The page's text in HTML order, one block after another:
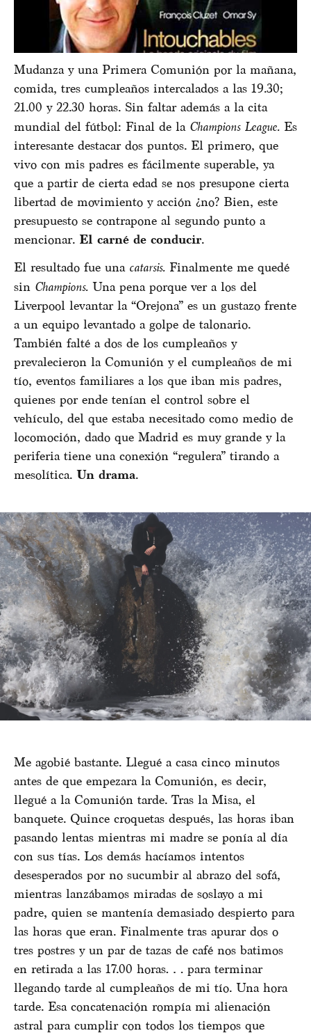
Mudanza y una Primera Comunión por la mañana,
comida, tres cumpleaños intercalados a las 19.30;
21.00 y 22.30 horas. Sin faltar además a la cita
mundial del fútbol: Final de la Champions League. Es
interesante destacar dos puntos. El primero, que
vivo con mis padres es fácilmente superable, ya
que a partir de cierta edad se nos presupone cierta
libertad de movimiento y acción ¿no? Bien, este
presupuesto se contrapone al segundo punto a
mencionar. El carné de conducir.
El resultado fue una catarsis. Finalmente me quedé
sin Champions. Una pena porque ver a los del
Liverpool levantar la “Orejona” es un gustazo frente
a un equipo levantado a golpe de talonario.
También falté a dos de los cumpleaños y
prevalecieron la Comunión y el cumpleaños de mi
tío, eventos familiares a los que iban mis padres,
quienes por ende tenían el control sobre el
vehículo, del que estaba necesitado como medio de
locomoción, dado que Madrid es muy grande y la
periferia tiene una conexión “regulera” tirando a
mesolítica. Un drama.
Me agobié bastante. Llegué a casa cinco minutos
antes de que empezara la Comunión, es decir,
llegué a la Comunión tarde. Tras la Misa, el
banquete. Quince croquetas después, las horas iban
pasando lentas mientras mi madre se ponía al día
con sus tías. Los demás hacíamos intentos
desesperados por no sucumbir al abrazo del sofá,
mientras lanzábamos miradas de soslayo a mi
padre, quien se mantenía demasiado despierto para
las horas que eran. Finalmente tras apurar dos o
tres postres y un par de tazas de café nos batimos
en retirada a las 17.00 horas… para terminar
llegando tarde al cumpleaños de mi tío. Una hora
tarde. Esa concatenación rompía mi alienación
astral para cumplir con todos los tiempos que